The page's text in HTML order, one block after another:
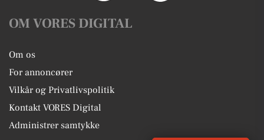
OM VORES DIGITAL
Om os
For annoncører
Vilkår og Privatlivspolitik
Kontakt VORES Digital
Administrer samtykke